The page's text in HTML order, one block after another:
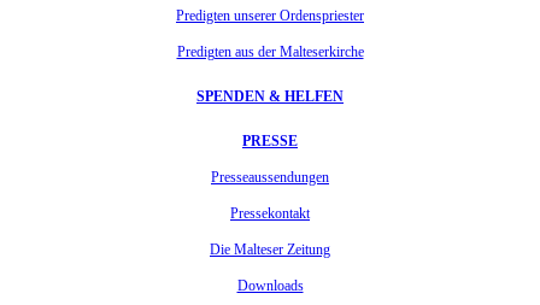
Predigten unserer Ordenspriester
Predigten aus der Malteserkirche
SPENDEN & HELFEN
PRESSE
Presseaussendungen
Pressekontakt
Die Malteser Zeitung
Downloads